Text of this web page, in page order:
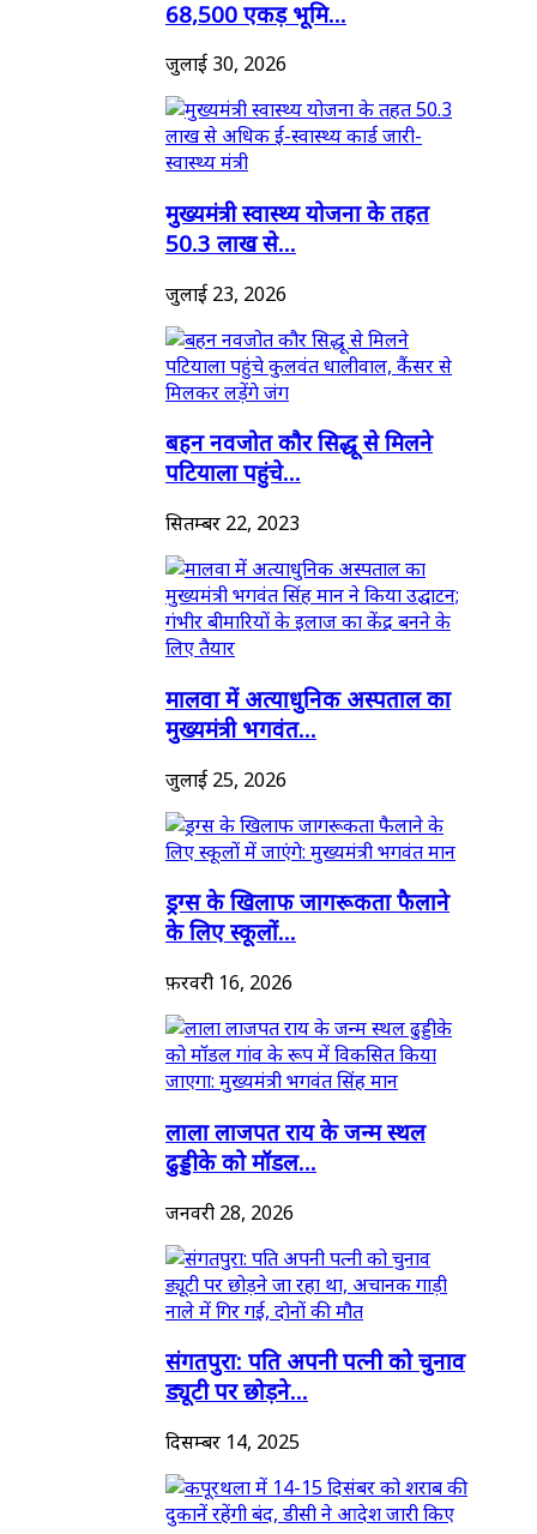
68,500 एकड़ भूमि...
जुलाई 30, 2026
मुख्यमंत्री स्वास्थ्य योजना के तहत
50.3 लाख से...
जुलाई 23, 2026
बहन नवजोत कौर सिद्धू से मिलने
पटियाला पहुंचे...
सितम्बर 22, 2023
मालवा में अत्याधुनिक अस्पताल का
मुख्यमंत्री भगवंत...
जुलाई 25, 2026
ड्रग्स के खिलाफ जागरूकता फैलाने
के लिए स्कूलों...
फ़रवरी 16, 2026
लाला लाजपत राय के जन्म स्थल
ढुड्डीके को मॉडल...
जनवरी 28, 2026
संगतपुरा: पति अपनी पत्नी को चुनाव
ड्यूटी पर छोड़ने...
दिसम्बर 14, 2025